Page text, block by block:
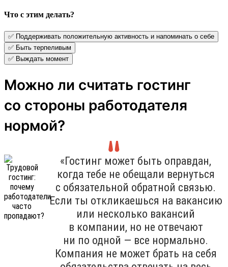
Что с этим делать?
✅ Поддерживать положительную активность и напоминать о себе
✅ Быть терпеливым
✅ Выждать момент
Можно ли считать гостинг
со стороны работодателя
нормой?
«Гостинг может быть оправдан,
когда тебе не обещали вернуться
с обязательной обратной связью.
Если ты откликаешься на вакансию
или несколько вакансий
в компании, но не отвечают
ни по одной — все нормально.
Компания не может брать на себя